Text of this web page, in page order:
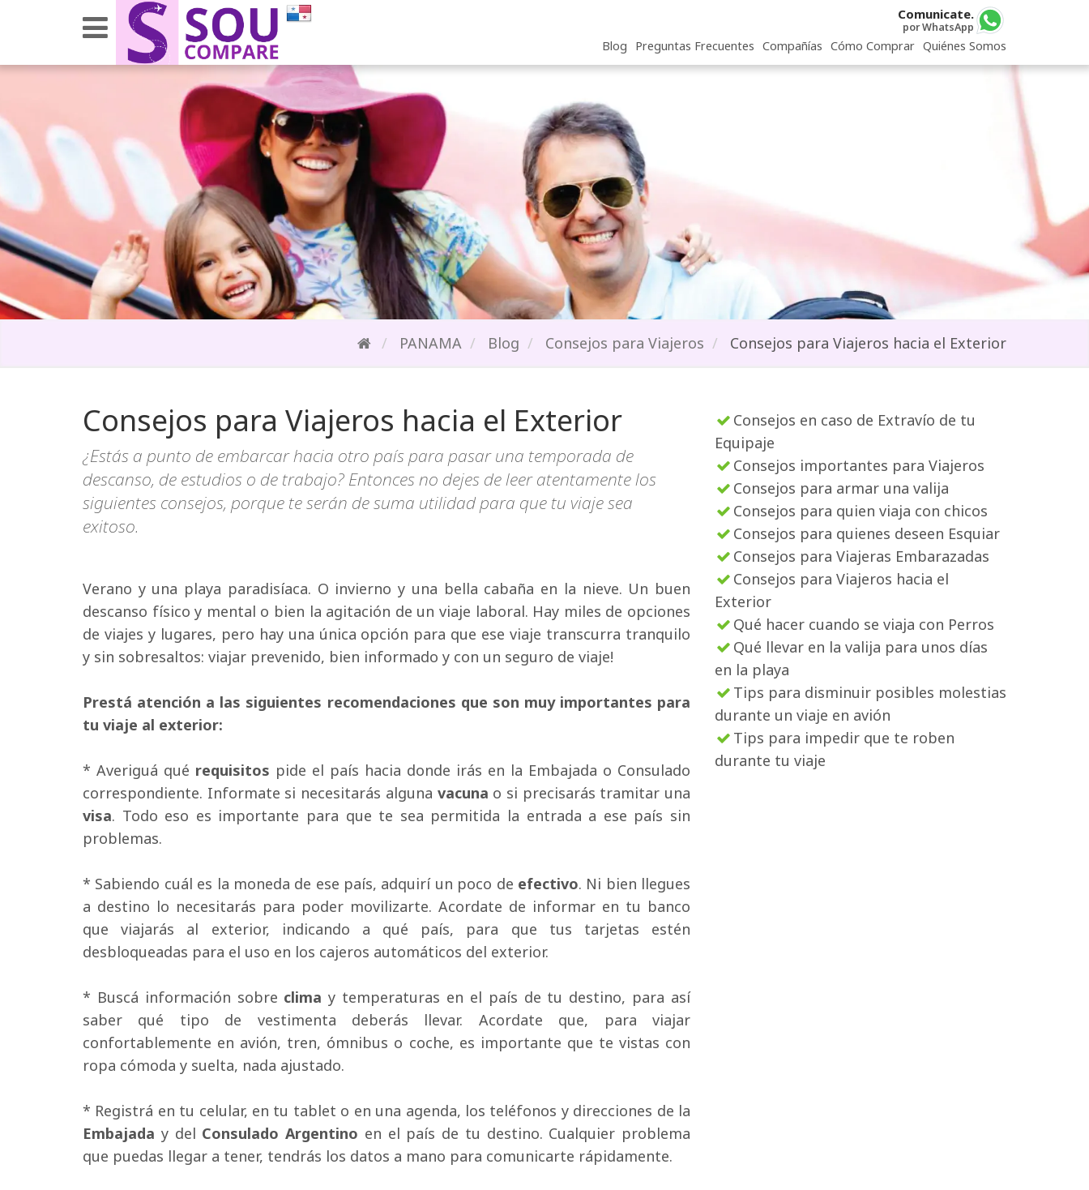
Comunicate.
por WhatsApp
Blog Preguntas Frecuentes Compañías Cómo Comprar Quiénes Somos
PANAMA Blog Consejos para Viajeros Consejos para Viajeros hacia el Exterior
Consejos para Viajeros hacia el Exterior
¿Estás a punto de embarcar hacia otro país para pasar una temporada de
descanso, de estudios o de trabajo? Entonces no dejes de leer atentamente los
siguientes consejos, porque te serán de suma utilidad para que tu viaje sea
exitoso.
Verano y una playa paradisíaca. O invierno y una bella cabaña en la nieve. Un buen
descanso físico y mental o bien la agitación de un viaje laboral. Hay miles de opciones
de viajes y lugares, pero hay una única opción para que ese viaje transcurra tranquilo
y sin sobresaltos: viajar prevenido, bien informado y con un seguro de viaje!
Prestá atención a las siguientes recomendaciones que son muy importantes para
tu viaje al exterior:
* Averiguá qué requisitos pide el país hacia donde irás en la Embajada o Consulado
correspondiente. Informate si necesitarás alguna vacuna o si precisarás tramitar una
visa. Todo eso es importante para que te sea permitida la entrada a ese país sin
problemas.
* Sabiendo cuál es la moneda de ese país, adquirí un poco de efectivo. Ni bien llegues
a destino lo necesitarás para poder movilizarte. Acordate de informar en tu banco
que viajarás al exterior, indicando a qué país, para que tus tarjetas estén
desbloqueadas para el uso en los cajeros automáticos del exterior.
* Buscá información sobre clima y temperaturas en el país de tu destino, para así
saber qué tipo de vestimenta deberás llevar. Acordate que, para viajar
confortablemente en avión, tren, ómnibus o coche, es importante que te vistas con
ropa cómoda y suelta, nada ajustado.
* Registrá en tu celular, en tu tablet o en una agenda, los teléfonos y direcciones de la
Embajada y del Consulado Argentino en el país de tu destino. Cualquier problema
que puedas llegar a tener, tendrás los datos a mano para comunicarte rápidamente.
Consejos en caso de Extravío de tu
Equipaje
Consejos importantes para Viajeros
Consejos para armar una valija
Consejos para quien viaja con chicos
Consejos para quienes deseen Esquiar
Consejos para Viajeras Embarazadas
Consejos para Viajeros hacia el
Exterior
Qué hacer cuando se viaja con Perros
Qué llevar en la valija para unos días
en la playa
Tips para disminuir posibles molestias
durante un viaje en avión
Tips para impedir que te roben
durante tu viaje